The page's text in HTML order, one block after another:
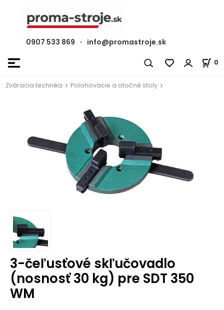
0907 533 869 • info@promastroje.sk
0
Zváracia technika Polohovacie a otočné stoly
3-čeľusťové skľučovadlo
(nosnosť 30 kg) pre SDT 350
WM